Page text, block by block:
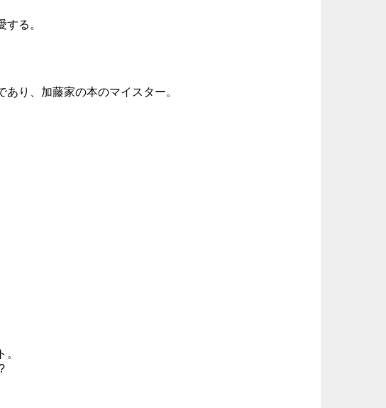
る。
あり、加藤家の本のマイスター。